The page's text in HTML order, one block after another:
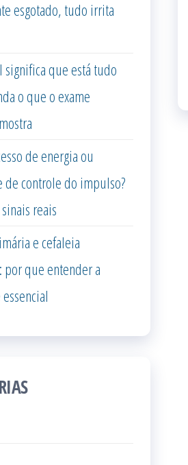
esgotado, tudo irrita
significa que está tudo
o que o exame
de energia ou
controle do impulso?
reais
e cefaleia
por que entender a